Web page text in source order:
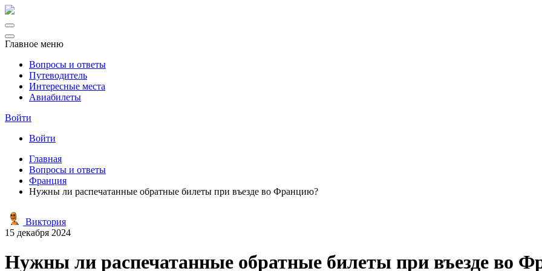
Главное меню
Вопросы и ответы
Путеводитель
Интересные места
Авиабилеты
Войти
Войти
Главная
Вопросы и ответы
Франция
Нужны ли распечатанные обратные билеты при въезде во Францию?
Виктория
15 декабря 2024
Нужны ли распечатанные обратные билеты при въезде во